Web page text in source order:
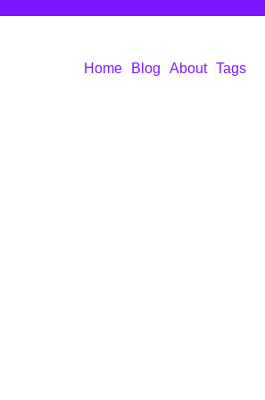
Home Blog About Tags